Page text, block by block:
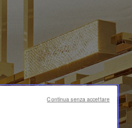
Continua senza accettare